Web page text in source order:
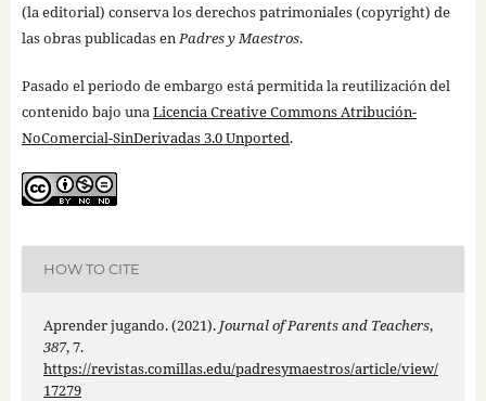
(la editorial) conserva los derechos patrimoniales (copyright) de
las obras publicadas enPadres y Maestros.
Pasado el periodo de embargo está permitida la reutilización del
contenido bajo unaLicencia Creative Commons Atribución-
NoComercial-SinDerivadas 3.0 Unported.
HOW TO CITE
Aprender jugando. (2021). Journal of Parents and Teachers,
387, 7.
https://revistas.comillas.edu/padresymaestros/article/view/
17279